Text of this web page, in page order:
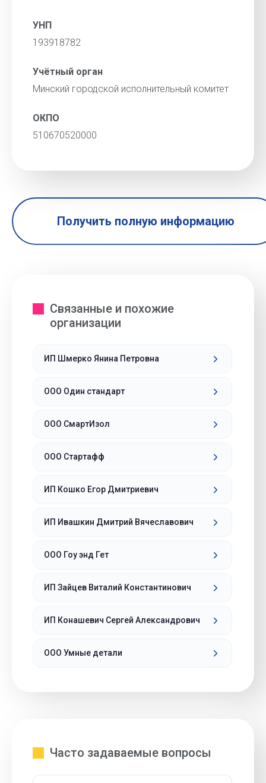
УНП
193918782
Учётный орган
Минский городской исполнительный комитет
ОКПО
510670520000
Получить полную информацию
Связанные и похожие
организации
ИП Шмерко Янина Петровна
ООО Один стандарт
ООО СмартИзол
ООО Стартафф
ИП Кошко Егор Дмитриевич
ИП Ивашкин Дмитрий Вячеславович
ООО Гоу энд Гет
ИП Зайцев Виталий Константинович
ИП Конашевич Сергей Александрович
ООО Умные детали
Часто задаваемые вопросы